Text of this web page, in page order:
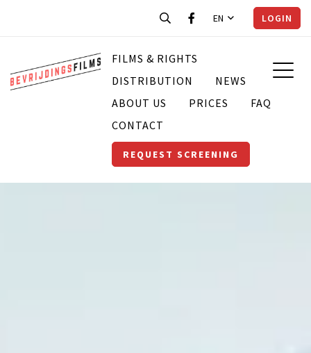
EN LOGIN
FILMS & RIGHTS
DISTRIBUTION
NEWS
ABOUT US
PRICES
FAQ
CONTACT
REQUEST SCREENING